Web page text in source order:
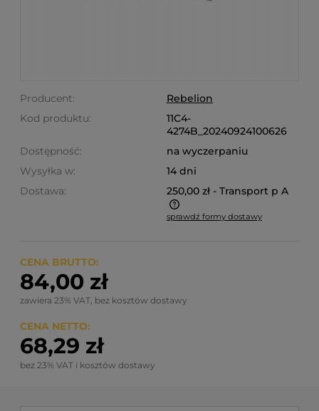
Producent:
Rebelion
Kod produktu:
11C4-
4274B_20240924100626
Dostępność:
na wyczerpaniu
Wysyłka w:
14 dni
Dostawa:
250,00 zł - Transport p A
Cena nie zawiera ewentualnych kosztów płatności
sprawdź formy dostawy
CENA BRUTTO:
84,00 zł
zawiera 23% VAT, bez kosztów dostawy
CENA NETTO:
68,29 zł
bez 23% VAT i kosztów dostawy